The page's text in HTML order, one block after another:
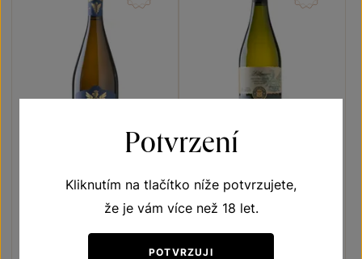
Sylvánské zelené
Sekty a šumivá vína
Šarže 2384
Přívlastková vína z VS
Šarže 2314
Potvrzení
Kliknutím na tlačítko níže potvrzujete,
že je vám více než 18 let.
POTVRZUJI